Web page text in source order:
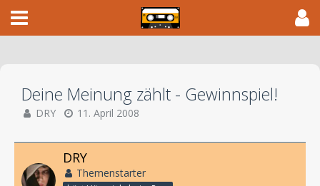
Deine Meinung zählt - Gewinnspiel!
DRY 11. April 2008
DRY
Themenstarter